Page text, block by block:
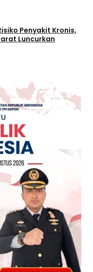
Penyakit Kronis,
Luncurkan